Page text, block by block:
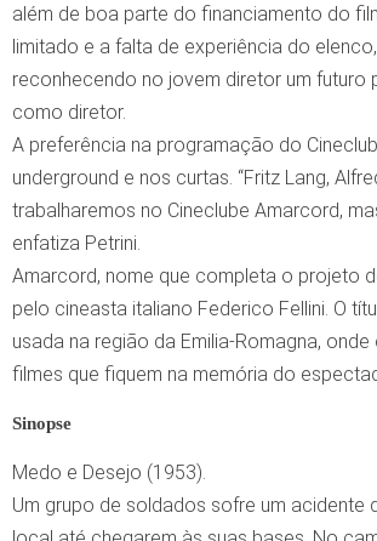
além de boa parte do financiamento do
limitado e a falta de experiência do
reconhecendo no jovem diretor um futuro
como diretor.
A preferência na programação do
underground e nos curtas. “Fritz Lang,
trabalharemos no Cineclube Amarcord,
enfatiza Petrini.
Amarcord, nome que completa o projeto
pelo cineasta italiano Federico Fellini. O
usada na região da Emilia-Romagna,
filmes que fiquem na memória do
Sinopse
Medo e Desejo (1953).
Um grupo de soldados sofre um acidente